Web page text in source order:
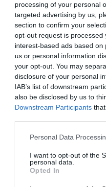
processing of your personal
targeted advertising by us,
section to confirm your
opt-out request is processed
interest-based ads based
us or personal information
your opt-out. You may
disclosure of your personal
IAB’s list of downstream
also be disclosed by us to
Downstream Participants
Personal Data
I want to opt-out of the
personal data.
Opted In
Hotel
San